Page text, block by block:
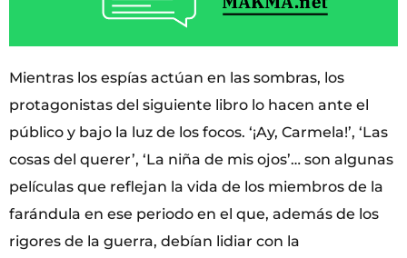
Mientras los espías actúan en las sombras, los
protagonistas del siguiente libro lo hacen ante el
público y bajo la luz de los focos. ‘¡Ay, Carmela!’, ‘Las
cosas del querer’, ‘La niña de mis ojos’… son algunas
películas que reflejan la vida de los miembros de la
farándula en ese periodo en el que, además de los
rigores de la guerra, debían lidiar con la